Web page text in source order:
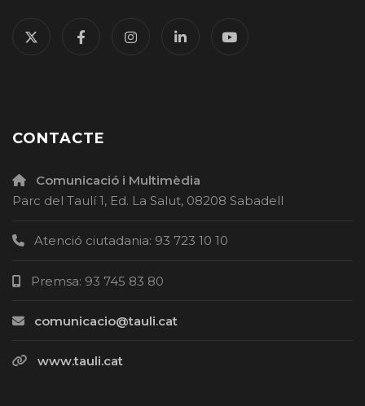
CONTACTE
Comunicació i Multimèdia
Parc del Taulí 1, Ed. La Salut, 08208 Sabadell
Atenció ciutadania: 93 723 10 10
Premsa: 93 745 83 80
comunicacio@tauli.cat
www.tauli.cat